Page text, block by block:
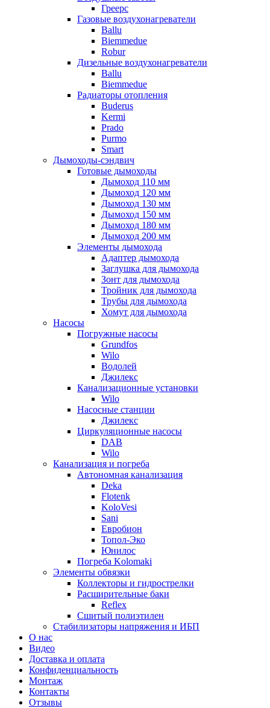
Греерс
Газовые воздухонагреватели
Ballu
Biemmedue
Robur
Дизельные воздухонагреватели
Ballu
Biemmedue
Радиаторы отопления
Buderus
Kermi
Prado
Purmo
Smart
Дымоходы-сэндвич
Готовые дымоходы
Дымоход 110 мм
Дымоход 120 мм
Дымоход 130 мм
Дымоход 150 мм
Дымоход 180 мм
Дымоход 200 мм
Элементы дымохода
Адаптер дымохода
Заглушка для дымохода
Зонт для дымохода
Тройник для дымохода
Трубы для дымохода
Хомут для дымохода
Насосы
Погружные насосы
Grundfos
Wilo
Водолей
Джилекс
Канализационные установки
Wilo
Насосные станции
Джилекс
Циркуляционные насосы
DAB
Wilo
Канализация и погреба
Автономная канализация
Deka
Flotenk
KoloVesi
Sani
Евробион
Топол-Эко
Юнилос
Погреба Kolomaki
Элементы обвязки
Коллекторы и гидрострелки
Расширительные баки
Reflex
Сшитый полиэтилен
Стабилизаторы напряжения и ИБП
О нас
Видео
Доставка и оплата
Конфиденциальность
Монтаж
Контакты
Отзывы